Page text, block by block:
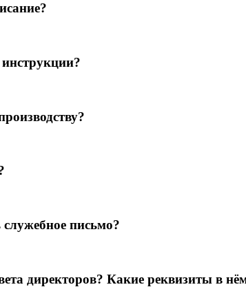
письмо?
директоров? Какие реквизиты в